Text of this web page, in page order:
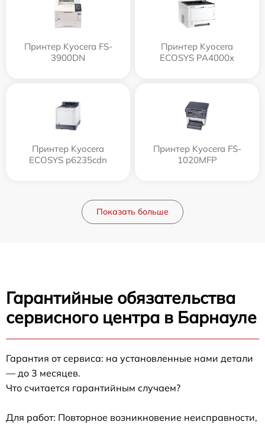
Принтер Kyocera FS-
3900DN
Принтер Kyocera
ECOSYS PA4000x
Принтер Kyocera
ECOSYS p6235cdn
Принтер Kyocera FS-
1020MFP
Показать больше
Гарантийные обязательства
сервисного центра в Барнауле
Гарантия от сервиса: на установленные нами детали
— до 3 месяцев.
Что считается гарантийным случаем?
Для работ: Повторное возникновение неисправности,